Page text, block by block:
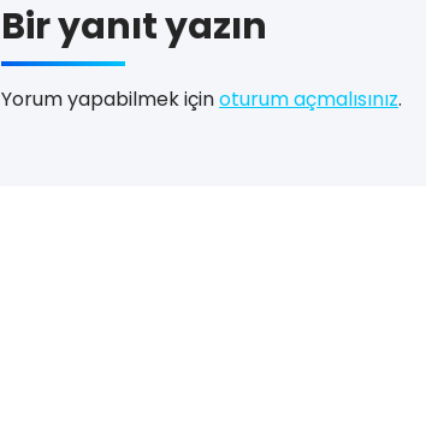
Bir yanıt yazın
Yorum yapabilmek içinoturum açmalısınız.